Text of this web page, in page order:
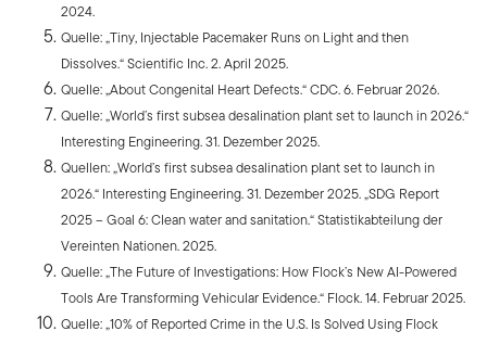
2024.
Quelle: „Tiny, Injectable Pacemaker Runs on Light and then
Dissolves.“ Scientific Inc. 2. April 2025.
Quelle: „About Congenital Heart Defects.“ CDC. 6. Februar 2026.
Quelle: „World’s first subsea desalination plant set to launch in 2026.“
Interesting Engineering. 31. Dezember 2025.
Quellen: „World’s first subsea desalination plant set to launch in
2026.“ Interesting Engineering. 31. Dezember 2025. „SDG Report
2025 – Goal 6: Clean water and sanitation.“ Statistikabteilung der
Vereinten Nationen. 2025.
Quelle: „The Future of Investigations: How Flock’s New AI-Powered
Tools Are Transforming Vehicular Evidence.“ Flock. 14. Februar 2025.
Quelle: „10% of Reported Crime in the U.S. Is Solved Using Flock